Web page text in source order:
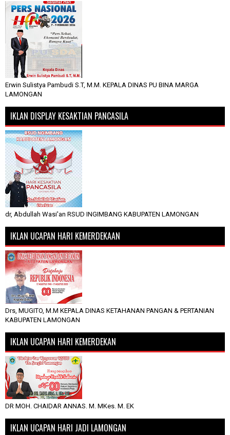
Erwin Sulistya Pambudi S.T, M.M. KEPALA DINAS PU BINA MARGA
LAMONGAN
IKLAN DISPLAY KESAKTIAN PANCASILA
dr, Abdullah Wasi'an RSUD INGIMBANG KABUPATEN LAMONGAN
IKLAN UCAPAN HARI KEMERDEKAAN
Drs, MUGITO, M.M KEPALA DINAS KETAHANAN PANGAN & PERTANIAN
KABUPATEN LAMONGAN
IKLAN UCAPAN HARI KEMERDEKAN
DR MOH. CHAIDAR ANNAS. M. MKes. M. EK
IKLAN UCAPAN HARI JADI LAMONGAN